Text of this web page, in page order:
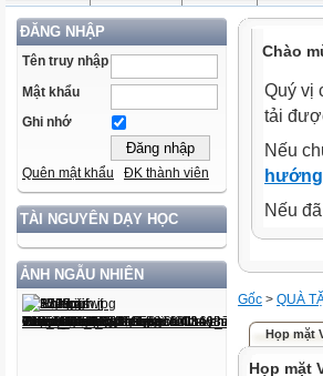
ĐĂNG NHẬP
Tên truy nhập
Mật khẩu
Ghi nhớ
Quên mật khẩu ĐK thành viên
TÀI NGUYÊN DẠY HỌC
ẢNH NGẪU NHIÊN
Chào
Quý vị
tải
Nếu
Nếu
Gốc > QUÀ
Họp mặt
Họp mặt